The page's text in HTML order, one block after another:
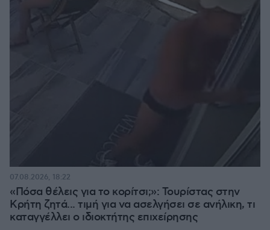
«Πόσα θέλεις για το κορίτσι;»: Τουρίστας στην
Κρήτη ζητά... τιμή για να ασελγήσει σε ανήλικη, τι
καταγγέλλει ο ιδιοκτήτης επιχείρησης
07.08.2026, 18:22